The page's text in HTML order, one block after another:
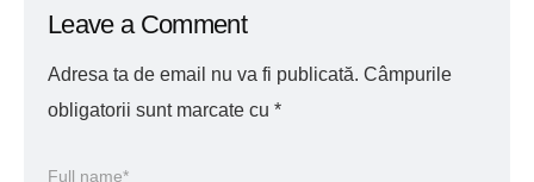
Leave a Comment
Adresa ta de email nu va fi publicată. Câmpurile
obligatorii sunt marcate cu *